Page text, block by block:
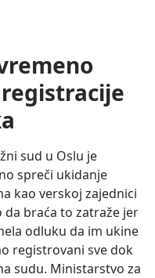
sud u Oslu je
spreči ukidanje
kao verskoj zajednici
braća to zatraže jer
odluku da im ukine
registrovani sve dok
sudu. Ministarstvo za